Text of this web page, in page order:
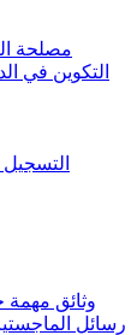
مصلحة
التكوين في
وثائق مهمة
رسائل